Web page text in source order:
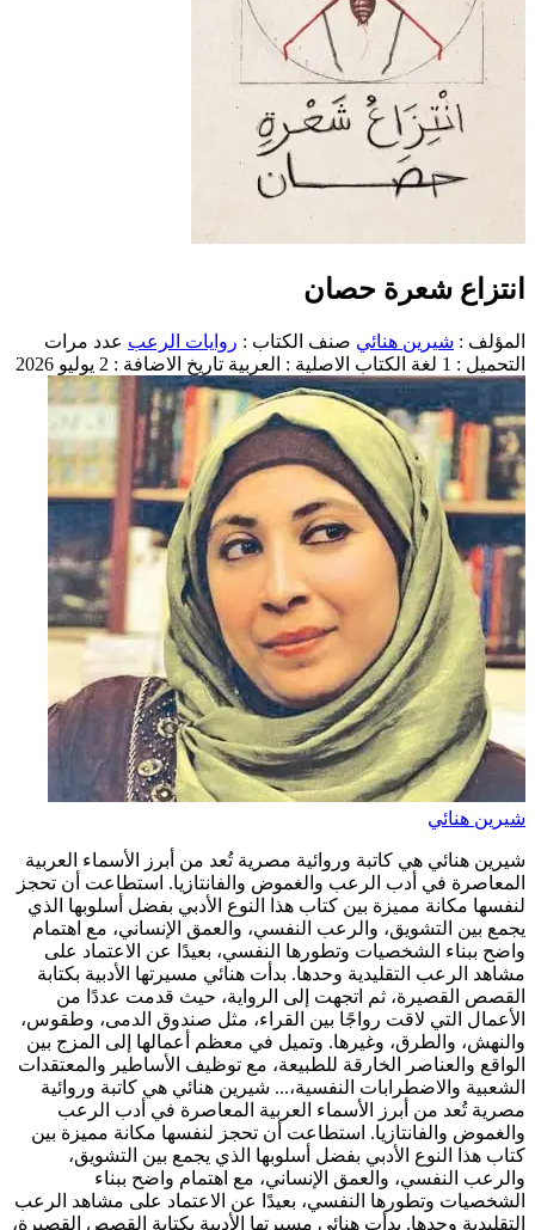
انتزاع شعرة حصان
المؤلف : شيرين هنائي صنف الكتاب : روايات الرعب عدد مرات
التحميل : 1
لغة الكتاب الاصلية : العربية تاريخ الاضافة : 2 يوليو 2026
شيرين هنائي
شيرين هنائي هي كاتبة وروائية مصرية تُعد من أبرز الأسماء العربية
المعاصرة في أدب الرعب والغموض والفانتازيا. استطاعت أن تحجز
لنفسها مكانة مميزة بين كتاب هذا النوع الأدبي بفضل أسلوبها الذي
يجمع بين التشويق، والرعب النفسي، والعمق الإنساني، مع اهتمام
واضح ببناء الشخصيات وتطورها النفسي، بعيدًا عن الاعتماد على
مشاهد الرعب التقليدية وحدها. بدأت هنائي مسيرتها الأدبية بكتابة
القصص القصيرة، ثم اتجهت إلى الرواية، حيث قدمت عددًا من
الأعمال التي لاقت رواجًا بين القراء، مثل صندوق الدمى، وطقوس،
والنهش، والطرق، وغيرها. وتميل في معظم أعمالها إلى المزج بين
الواقع والعناصر الخارقة للطبيعة، مع توظيف الأساطير والمعتقدات
الشعبية والاضطرابات النفسية،... شيرين هنائي هي كاتبة وروائية
مصرية تُعد من أبرز الأسماء العربية المعاصرة في أدب الرعب
والغموض والفانتازيا. استطاعت أن تحجز لنفسها مكانة مميزة بين
كتاب هذا النوع الأدبي بفضل أسلوبها الذي يجمع بين التشويق،
والرعب النفسي، والعمق الإنساني، مع اهتمام واضح ببناء
الشخصيات وتطورها النفسي، بعيدًا عن الاعتماد على مشاهد الرعب
التقليدية وحدها. بدأت هنائي مسيرتها الأدبية بكتابة القصص القصيرة،